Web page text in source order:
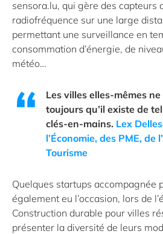
sensora.lu, qui gère des capteurs
radiofréquence sur une large
permettant une surveillance en
consommation d’énergie, de
météo…
Les villes elles-mêmes
toujours qu’il existe de
clés-en-mains. Lex
l’Économie, des PME, de
Tourisme
Quelques startups accompagnée
également eu l’occasion, lors de
Construction durable pour villes
présenter la diversité de leurs